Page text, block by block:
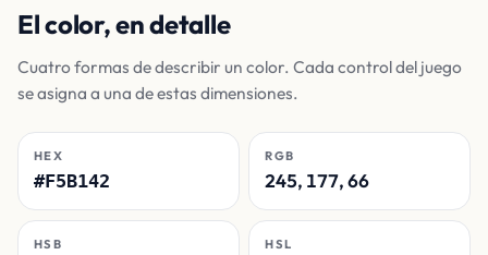
El color, en detalle
Cuatro formas de describir un color. Cada control del juego
se asigna a una de estas dimensiones.
HEX
#F5B142
RGB
245, 177, 66
HSB HSL